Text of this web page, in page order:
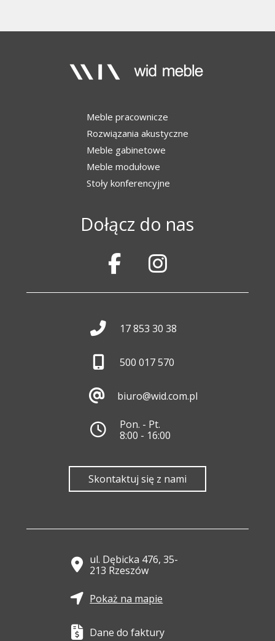
Meble pracownicze
Rozwiązania akustyczne
Meble gabinetowe
Meble modułowe
Stoły konferencyjne
Dołącz do nas
17 853 30 38
500 017 570
biuro@wid.com.pl
Pon. - Pt.
8:00 - 16:00
Skontaktuj się z nami
ul. Dębicka 476, 35-
213 Rzeszów
Pokaż na mapie
Dane do faktury